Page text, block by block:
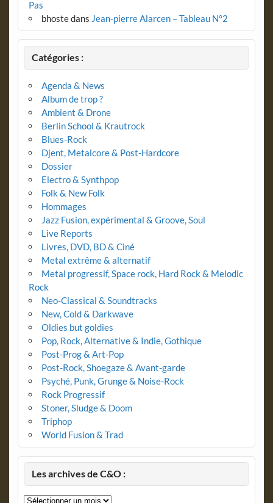
Pas
bhostedans Jean-pierre Alarcen – Tableau N°2
Catégories :
Agenda & News
Album de trop ?
Ambient & Drone
Berlin School & Krautrock
Blues-Rock
Djent, Metalcore & Post-Hardcore
Dossier
Electro & Synthpop
Folk & New Folk
Hommages
Jazz Fusion, expérimental & Groove, Soul
Live Reports
Livres, DVD, BD & Ciné
Metal extrême & alternatif
Metal progressif, Space rock, Hard Rock & Melodic
Rock
Neo-Classical & Soundtracks
New, Cold & Darkwave
Oldies but goldies
Pop, Rock, Alternative & Indie, Gothique
Post-Prog & Art-Pop
Post-Rock, Shoegaze & Avant-garde
Psyché, Punk, Grunge & Noise-Rock
Rock Progressif
Stoner, Sludge & Doom
Triphop
World Fusion & Trad
Les archives de C&O :
Les